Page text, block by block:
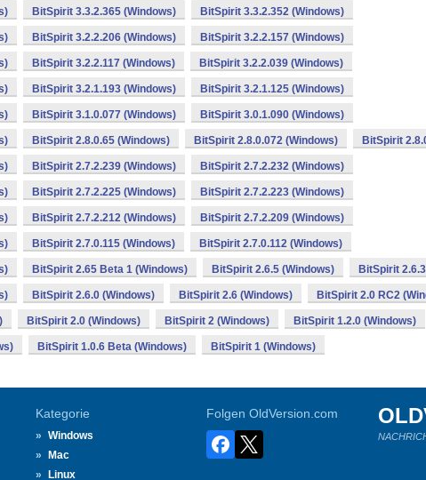
BitSpirit 3.3.2.365 (Windows) BitSpirit 3.3.2.352 (Windows)
BitSpirit 3.2.2.206 (Windows) BitSpirit 3.2.2.157 (Windows)
BitSpirit 3.2.2.117 (Windows) BitSpirit 3.2.2.039 (Windows)
BitSpirit 3.2.1.193 (Windows) BitSpirit 3.2.1.125 (Windows)
BitSpirit 3.1.0.077 (Windows) BitSpirit 3.0.1.090 (Windows)
BitSpirit 2.8.0.65 (Windows) BitSpirit 2.8.0.072 (Windows) BitSpirit
BitSpirit 2.7.2.239 (Windows) BitSpirit 2.7.2.232 (Windows)
BitSpirit 2.7.2.225 (Windows) BitSpirit 2.7.2.223 (Windows)
BitSpirit 2.7.2.212 (Windows) BitSpirit 2.7.2.209 (Windows)
BitSpirit 2.7.0.115 (Windows) BitSpirit 2.7.0.112 (Windows)
BitSpirit 2.65 Beta 1 (Windows) BitSpirit 2.6.5 (Windows) BitSpirit
BitSpirit 2.6.0 (Windows) BitSpirit 2.6 (Windows) BitSpirit 2.0 RC2
BitSpirit 2.0 (Windows) BitSpirit 2 (Windows) BitSpirit 1.2.0 (Windows)
BitSpirit 1.0.6 Beta (Windows) BitSpirit 1 (Windows)
Kategorie
Windows
Mac
Linux
Folgen OldVersion.com